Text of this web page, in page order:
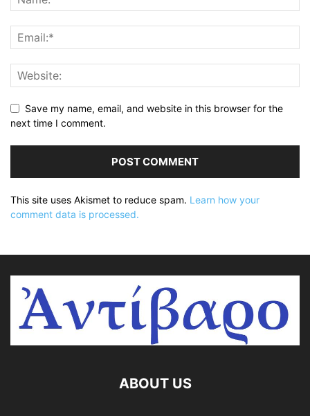
Save my name, email, and website in this browser for the
next time I comment.
This site uses Akismet to reduce spam. Learn how your
comment data is processed.
ABOUT US